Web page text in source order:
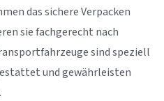
das sichere Verpacken
sie fachgerecht nach
sind speziell
und gewährleisten